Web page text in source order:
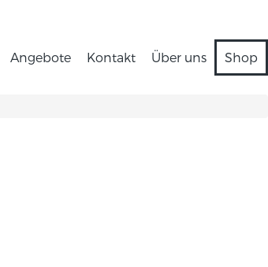
Angebote Kontakt Über uns Shop